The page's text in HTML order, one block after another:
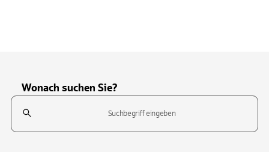
Wonach suchen Sie?
Suchfeld